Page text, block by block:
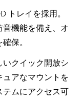
トレイを採用。
機能を備え、オ
保。
クイック開放シ
アなマウントを
ムにアクセス可